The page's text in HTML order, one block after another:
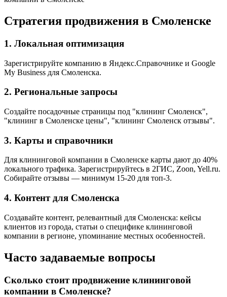
Стратегия продвижения в Смоленске
1. Локальная оптимизация
Зарегистрируйте компанию в Яндекс.Справочнике и Google
My Business для Смоленска.
2. Региональные запросы
Создайте посадочные страницы под "клининг Смоленск",
"клининг в Смоленске цены", "клининг Смоленск отзывы".
3. Карты и справочники
Для клининговой компании в Смоленске карты дают до 40%
локального трафика. Зарегистрируйтесь в 2ГИС, Zoon, Yell.ru.
Собирайте отзывы — минимум 15-20 для топ-3.
4. Контент для Смоленска
Создавайте контент, релевантный для Смоленска: кейсы
клиентов из города, статьи о специфике клининговой
компании в регионе, упоминание местных особенностей.
Часто задаваемые вопросы
Сколько стоит продвижение клининговой
компании в Смоленске?